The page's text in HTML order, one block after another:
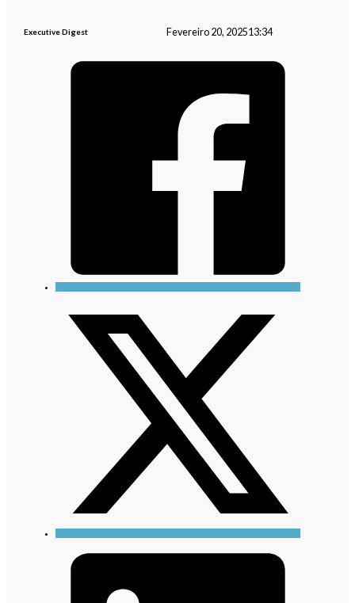
Executive Digest Fevereiro 20, 202513:34